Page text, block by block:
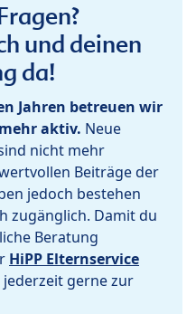
und deinen
da!
Jahren betreuen wir
aktiv. Neue
nicht mehr
Beiträge der
jedoch bestehen
zugänglich. Damit du
Beratung
HiPP Elternservice
jederzeit gerne zur